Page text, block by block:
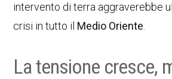
intervento di terra aggraverebbe
crisi in tutto il Medio Oriente
La tensione cresce,